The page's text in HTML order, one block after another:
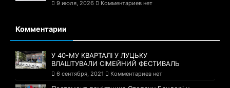
9 июля, 2026 Комментариев нет
Комментарии
У 40-МУ КВАРТАЛІ У ЛУЦЬКУ
ВЛАШТУВАЛИ СІМЕЙНИЙ ФЕСТИВАЛЬ
6 сентября, 2021 Комментариев нет